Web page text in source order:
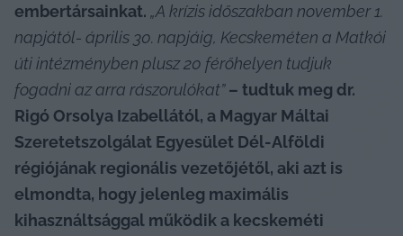
embertársainkat. „A krízis időszakban november 1.
napjától- április 30. napjáig, Kecskeméten a Matkói
úti intézményben plusz 20 férőhelyen tudjuk
fogadni az arra rászorulókat” – tudtuk meg dr.
Rigó Orsolya Izabellától, a Magyar Máltai
Szeretetszolgálat Egyesület Dél-Alföldi
régiójának regionális vezetőjétől, aki azt is
elmondta, hogy jelenleg maximális
kihasználtsággal működik a kecskeméti